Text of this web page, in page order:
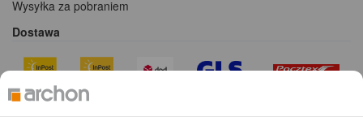
Wysyłka za pobraniem
Dostawa